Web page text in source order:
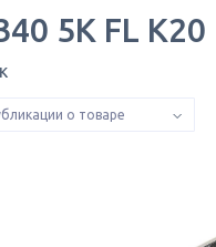
5K FL К20
о товаре